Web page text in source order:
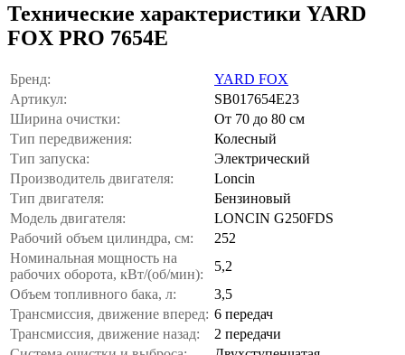
Технические характеристики YARD
FOX PRO 7654E
Бренд:
YARD FOX
Артикул:
SB017654E23
Ширина очистки:
От 70 до 80 см
Тип передвижения:
Колесный
Тип запуска:
Электрический
Производитель двигателя:
Loncin
Тип двигателя:
Бензиновый
Модель двигателя:
LONCIN G250FDS
Рабочий объем цилиндра, см:
252
Номинальная мощность на
рабочих оборота, кВт/(об/мин):
5,2
Объем топливного бака, л:
3,5
Трансмиссия, движение вперед: 6 передач
Трансмиссия, движение назад:
2 передачи